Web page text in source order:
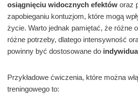
osiągnięciu widocznych efektów oraz
zapobieganiu kontuzjom, które mogą
życie. Warto jednak pamiętać, że różne
różne potrzeby, dlatego intensywność
powinny być dostosowane do
Przykładowe ćwiczenia, które można
treningowego to: